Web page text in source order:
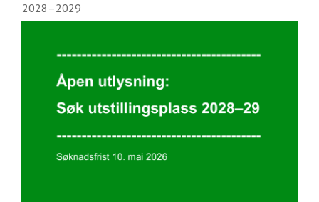
2028–2029